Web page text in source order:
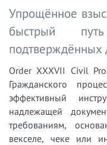
Упрощённое
быстрый
подтверждённых
Order XXXVII Civil
Гражданского
эффективный
надлежащей
требованиям,
векселе, чеке или